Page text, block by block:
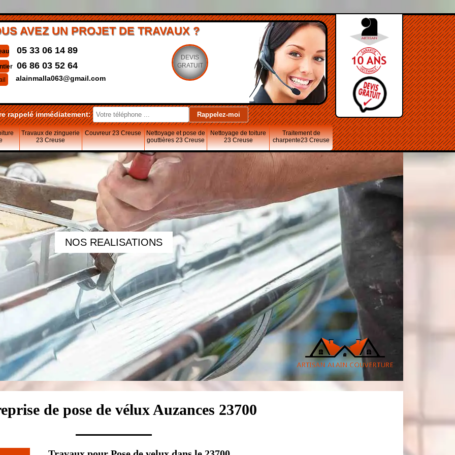
AVEZ UN PROJET DE TRAVAUX ?
05 33 06 14 89
06 86 03 52 64
alainmalla063@gmail.com
DEVIS
GRATUIT
rappelé immédiatement:
Travaux de zinguerie
23 Creuse
Couvreur 23 Creuse
Nettoyage et pose de
gouttières 23 Creuse
Nettoyage de toiture
23 Creuse
Traitement de
charpente23 Creuse
NOS REALISATIONS
de pose de vélux Auzances 23700